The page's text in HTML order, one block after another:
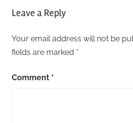
Leave a Reply
Your email address will not be
fields are marked *
Comment *